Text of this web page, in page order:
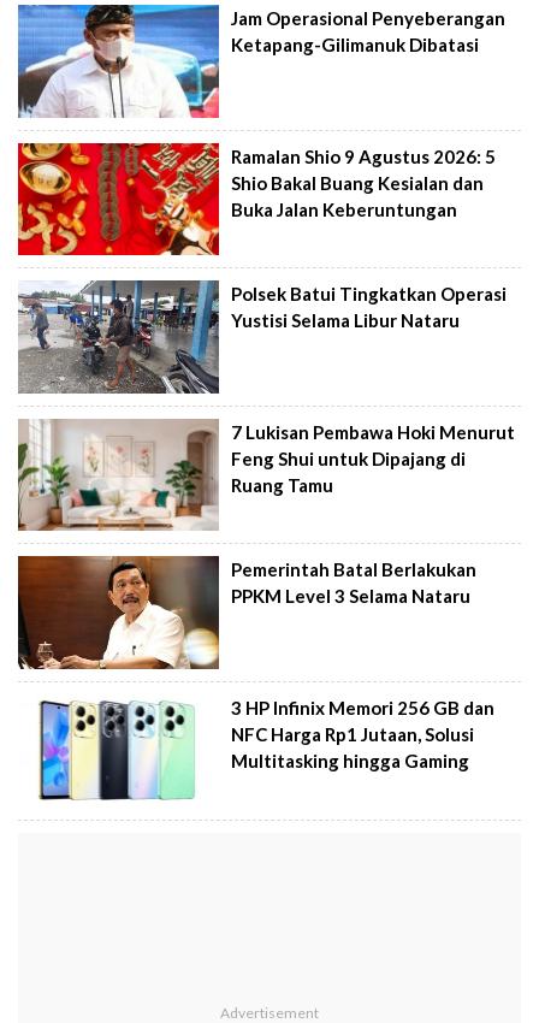
Jam Operasional Penyeberangan
Ketapang-Gilimanuk Dibatasi
Ramalan Shio 9 Agustus 2026: 5
Shio Bakal Buang Kesialan dan
Buka Jalan Keberuntungan
Polsek Batui Tingkatkan Operasi
Yustisi Selama Libur Nataru
7 Lukisan Pembawa Hoki Menurut
Feng Shui untuk Dipajang di
Ruang Tamu
Pemerintah Batal Berlakukan
PPKM Level 3 Selama Nataru
3 HP Infinix Memori 256 GB dan
NFC Harga Rp1 Jutaan, Solusi
Multitasking hingga Gaming